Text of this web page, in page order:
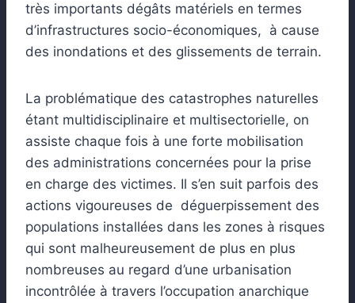
très importants dégâts matériels en termes
d’infrastructures socio-économiques, à cause
des inondations et des glissements de terrain.
La problématique des catastrophes naturelles
étant multidisciplinaire et multisectorielle, on
assiste chaque fois à une forte mobilisation
des administrations concernées pour la prise
en charge des victimes. Il s’en suit parfois des
actions vigoureuses de déguerpissement des
populations installées dans les zones à risques
qui sont malheureusement de plus en plus
nombreuses au regard d’une urbanisation
incontrôlée à travers l’occupation anarchique